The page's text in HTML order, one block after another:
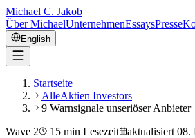
Michael C. Jakob
Über MichaelUnternehmenEssaysPresse
English
Startseite
AlleAktien Investors
9 Warnsignale unseriöser Anbieter
Wave 2 15 min Lesezeit aktualisiert 08.